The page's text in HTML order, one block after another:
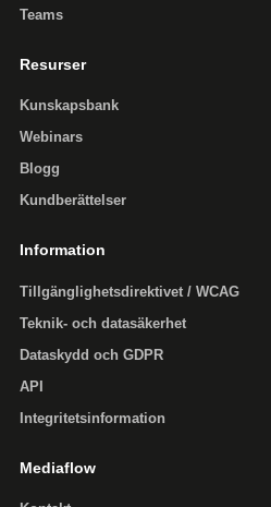
Teams
Resurser
Kunskapsbank
Webinars
Blogg
Kundberättelser
Information
Tillgänglighets­direktivet / WCAG
Teknik- och datasäkerhet
Dataskydd och GDPR
API
Integritetsinformation
Mediaflow